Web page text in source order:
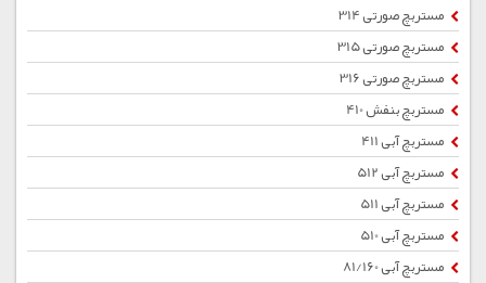
مستربچ صورتی 314
مستربچ صورتی 315
مستربچ صورتی 316
مستربچ بنفش 410
مستربچ آبی 411
مستربچ آبی 512
مستربچ آبی 511
مستربچ آبی 510
مستربچ آبی 81/160